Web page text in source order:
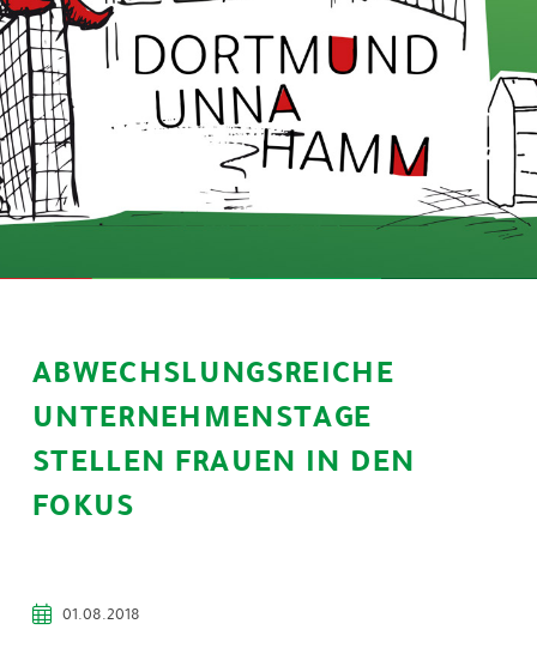
ABWECHSLUNGSREICHE
UNTERNEHMENSTAGE
STELLEN FRAUEN IN DEN
FOKUS
01.08.2018